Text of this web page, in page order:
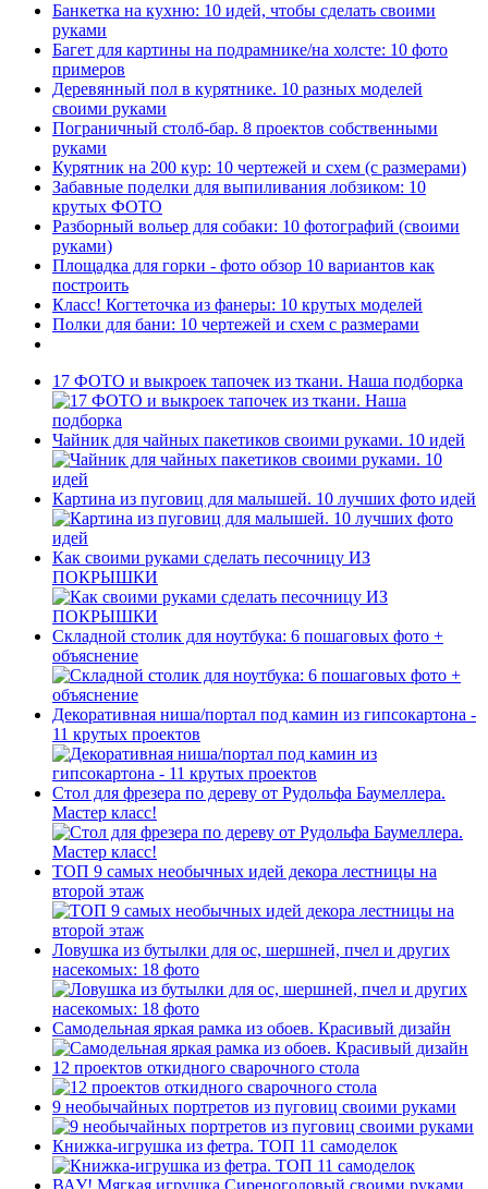
Банкетка на кухню: 10 идей, чтобы сделать своими
руками
Багет для картины на подрамнике/на холсте: 10 фото
примеров
Деревянный пол в курятнике. 10 разных моделей
своими руками
Пограничный столб-бар. 8 проектов собственными
руками
Курятник на 200 кур: 10 чертежей и схем (с размерами)
Забавные поделки для выпиливания лобзиком: 10
крутых ФОТО
Разборный вольер для собаки: 10 фотографий (своими
руками)
Площадка для горки - фото обзор 10 вариантов как
построить
Класс! Когтеточка из фанеры: 10 крутых моделей
Полки для бани: 10 чертежей и схем с размерами
17 ФОТО и выкроек тапочек из ткани. Наша подборка
Чайник для чайных пакетиков своими руками. 10 идей
Картина из пуговиц для малышей. 10 лучших фото идей
Как своими руками сделать песочницу ИЗ
ПОКРЫШКИ
Складной столик для ноутбука: 6 пошаговых фото +
объяснение
Декоративная ниша/портал под камин из гипсокартона -
11 крутых проектов
Стол для фрезера по дереву от Рудольфа Баумеллера.
Мастер класс!
ТОП 9 самых необычных идей декора лестницы на
второй этаж
Ловушка из бутылки для ос, шершней, пчел и других
насекомых: 18 фото
Самодельная яркая рамка из обоев. Красивый дизайн
12 проектов откидного сварочного стола
9 необычайных портретов из пуговиц своими руками
Книжка-игрушка из фетра. ТОП 11 самоделок